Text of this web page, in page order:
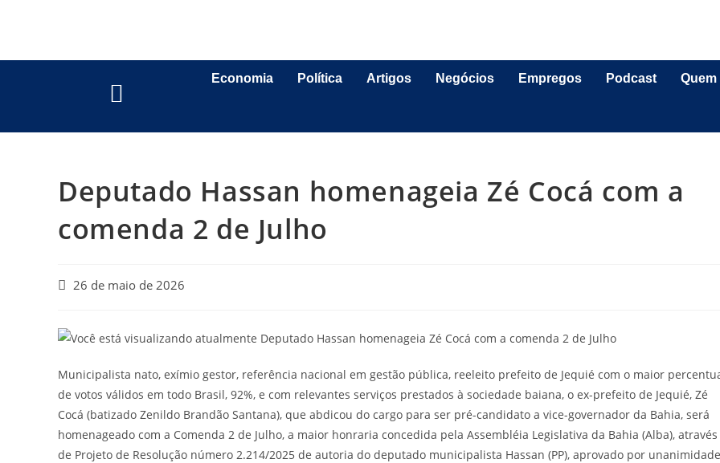
Economia Política Artigos Negócios Empregos Podcast
Deputado Hassan homenageia Zé Cocá com a
comenda 2 de Julho
26 de maio de 2026
Municipalista nato, exímio gestor, referência nacional em gestão pública, reeleito prefeito de Jequié com o maior
de votos válidos em todo Brasil, 92%, e com relevantes serviços prestados à sociedade baiana, o ex-prefeito de Jequié, Zé
Cocá (batizado Zenildo Brandão Santana), que abdicou do cargo para ser pré-candidato a vice-governador da Bahia, será
homenageado com a Comenda 2 de Julho, a maior honraria concedida pela Assembléia Legislativa da Bahia (Alba), através
de Projeto de Resolução número 2.214/2025 de autoria do deputado municipalista Hassan (PP), aprovado por unanimidade